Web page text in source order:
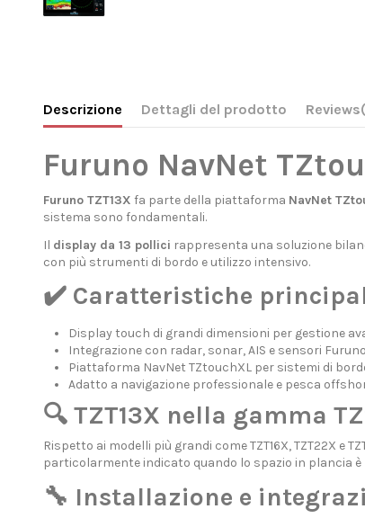
Descrizione Dettagli del prodotto Reviews
Furuno NavNet
Furuno TZT13X fa parte della piattaforma NavNet
sistema sono fondamentali.
Il display da 13 pollici rappresenta una soluzione
con più strumenti di bordo e utilizzo intensivo.
✔️ Caratteristiche
Display touch di grandi dimensioni per gestione
Integrazione con radar, sonar, AIS e sensori Furuno
Piattaforma NavNet TZtouchXL per sistemi di
Adatto a navigazione professionale e pesca
🔍 TZT13X nella gamma
Rispetto ai modelli più grandi come TZT16X, TZT22X e
particolarmente indicato quando lo spazio in plancia
🔧 Installazione e